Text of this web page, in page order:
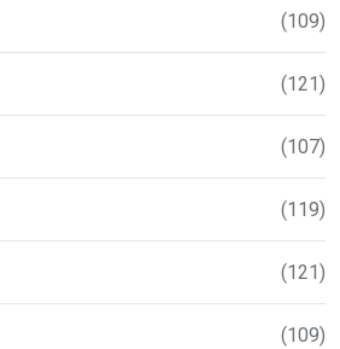
(109)
(121)
(107)
(119)
(121)
(109)